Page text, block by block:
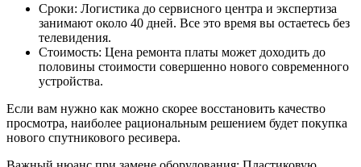
Сроки: Логистика до сервисного центра и экспертиза
занимают около 40 дней. Все это время вы остаетесь без
телевидения.
Стоимость: Цена ремонта платы может доходить до
половины стоимости совершенно нового современного
устройства.
Если вам нужно как можно скорее восстановить качество
просмотра, наиболее рациональным решением будет покупка
нового спутникового ресивера.